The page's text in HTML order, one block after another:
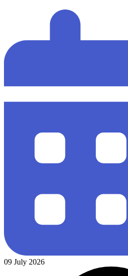
09 July 2026